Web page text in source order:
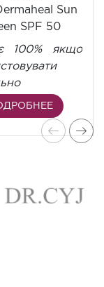
Sun
SPF 50
50 мл
100% якщо
клієнтів